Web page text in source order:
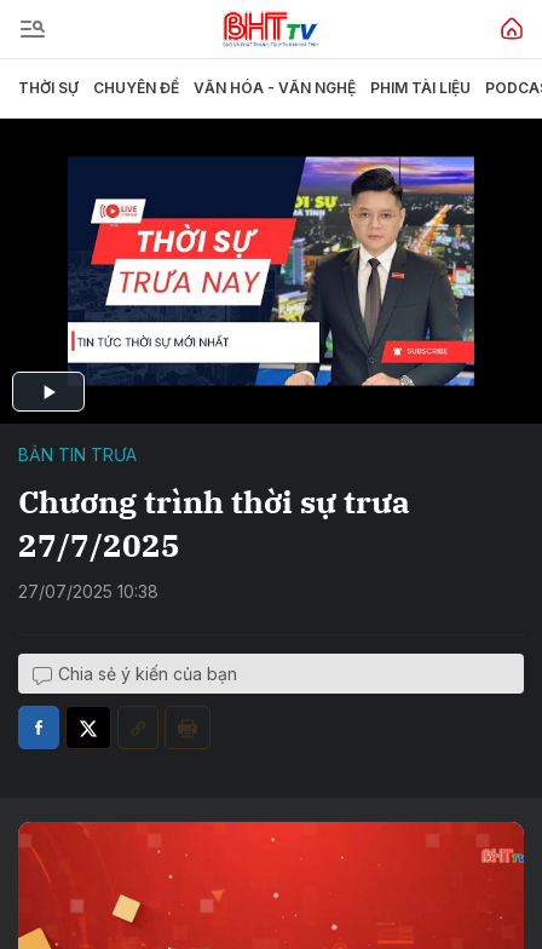
THỜI SỰ CHUYÊN ĐỀ VĂN HÓA - VĂN NGHỆ PHIM TÀI LIỆU
BẢN TIN TRƯA
Chương trình thời sự trưa
27/7/2025
27/07/2025 10:38
Chia sẻ ý kiến của bạn